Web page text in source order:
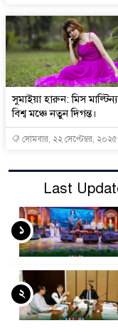
সুমাইয়া হারুন: মিস
বিশ্ব মঞ্চে নতুন দিগন্ত।
সোমবার, ২২ সেপ্টেম্বর, ২০২৫
Last
১
২